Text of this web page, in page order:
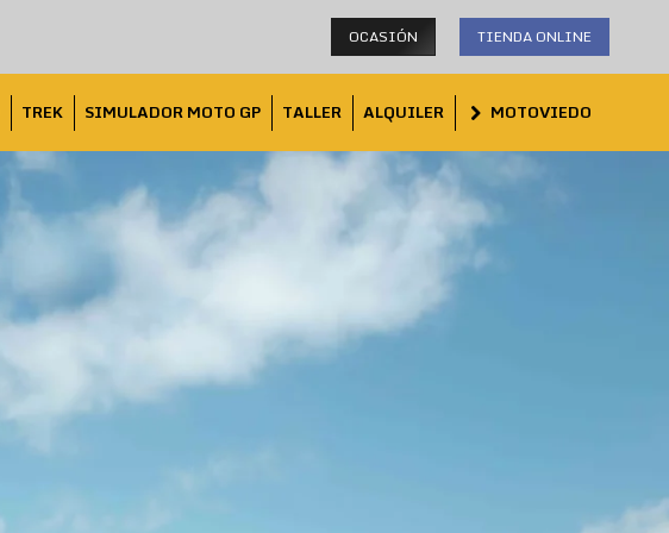
OCASIÓN TIENDA ONLINE
TREK SIMULADOR MOTO GP TALLER ALQUILER MOTOVIEDO